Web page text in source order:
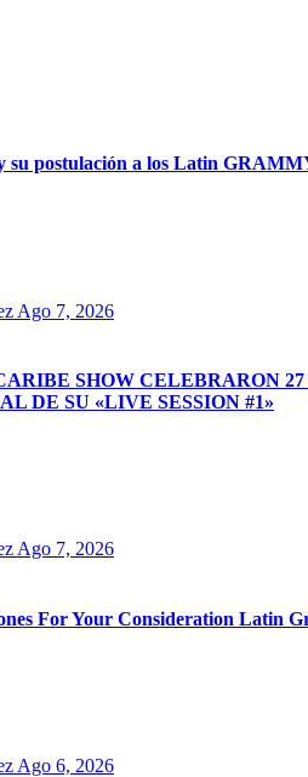
su postulación a los Latin
Ago 7, 2026
SHOW CELEBRARON
DE SU «LIVE SESSION #1»
Ago 7, 2026
For Your Consideration Latin
Ago 6, 2026